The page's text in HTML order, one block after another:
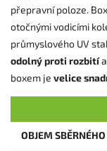
přepravní poloze.
otočnými vodicími
průmyslového UV
odolný proti rozbitía
boxem je velice
OBJEM